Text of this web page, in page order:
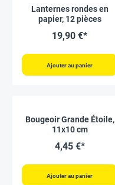
Lanternes rondes en
papier, 12 pièces
19,90 €*
Ajouter au panier
Bougeoir Grande Étoile,
11x10 cm
4,45 €*
Ajouter au panier